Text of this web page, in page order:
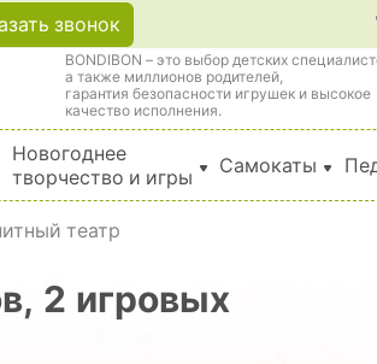
звонок
BONDIBON – это выбор детских
а также миллионов родителей,
гарантия безопасности игрушек и высокое
качество исполнения.
Новогоднее
творчество и игры
Самокаты
театр
2 игровых